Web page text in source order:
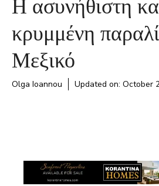
κρυμμένη
Μεξικό
Olga Ioannou Updated on: October